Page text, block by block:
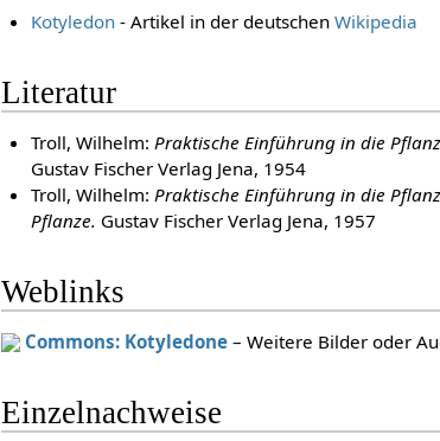
Kotyledon- Artikel in der deutschen Wikipedia
Literatur
Troll, Wilhelm: Praktische Einführung in die
Gustav Fischer Verlag Jena, 1954
Troll, Wilhelm: Praktische Einführung in die
Pflanze. Gustav Fischer Verlag Jena, 1957
Weblinks
Commons: Kotyledone – Weitere Bilder oder
Einzelnachweise